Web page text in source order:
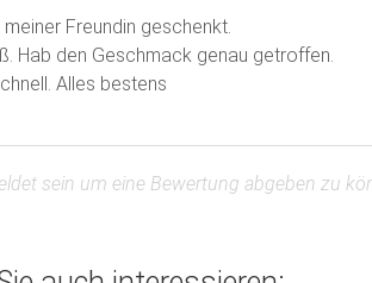
Freundin geschenkt.
Hab den Geschmack genau getroffen.
sein um eine Bewertung abgeben zu